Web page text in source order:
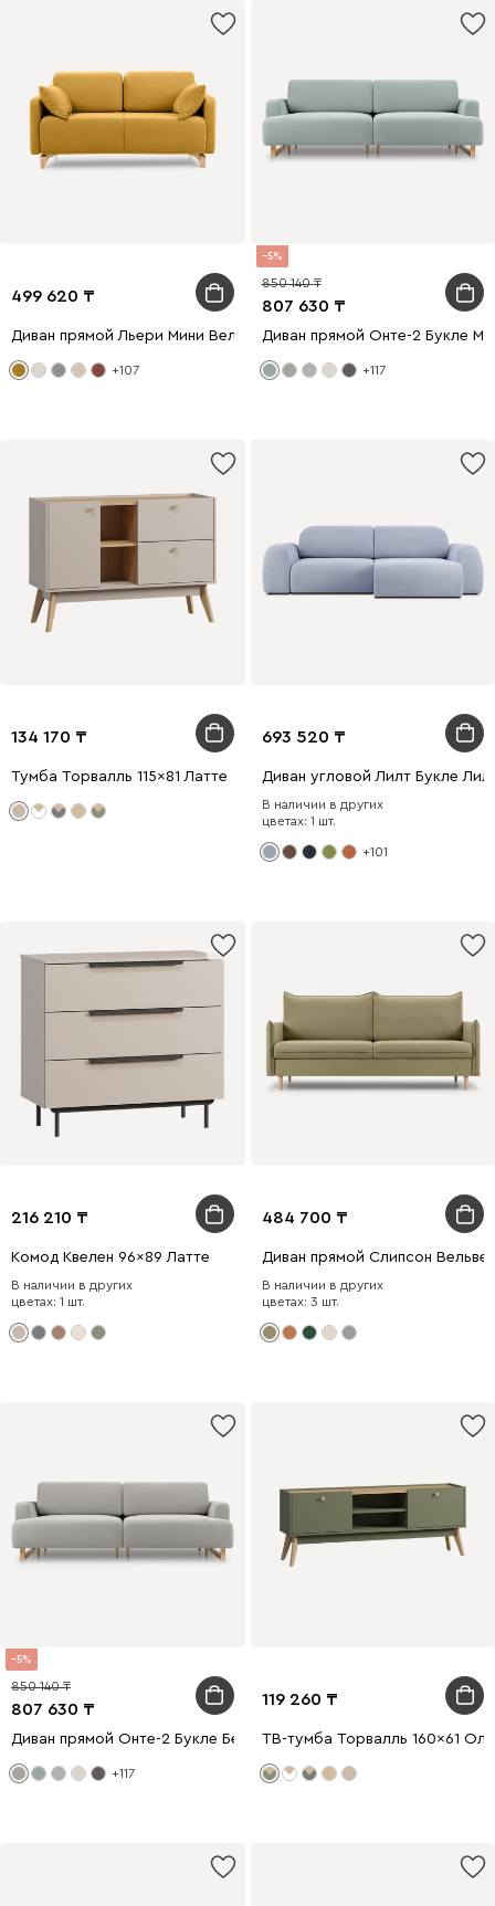
499 620
Диван прямой Льери Мини Велюр Горчичный
+107
5
807 630
850 140
Диван прямой Онте-2 Букле
+117
134 170
Тумба Торвалль 115x81 Латте
693 520
Диван угловой Лилт Букле
В наличии в других
цветах: 1 шт.
+101
216 210
Комод Квелен 96x89 Латте
В наличии в других
цветах: 1 шт.
484 700
Диван прямой Слипсон
В наличии в других
цветах: 3 шт.
5
807 630
850 140
Диван прямой Онте-2 Букле Бежевый
+117
119 260
ТВ-тумба Торвалль 160x61